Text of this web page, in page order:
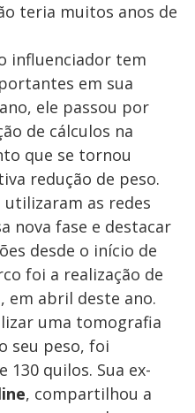
teria muitos anos de
influenciador tem
em sua
ele passou por
de cálculos na
que se tornou
redução de peso.
utilizaram as redes
nova fase e destacar
desde o início de
foi a realização de
em abril deste ano.
uma tomografia
seu peso, foi
130 quilos. Sua ex-
, compartilhou a